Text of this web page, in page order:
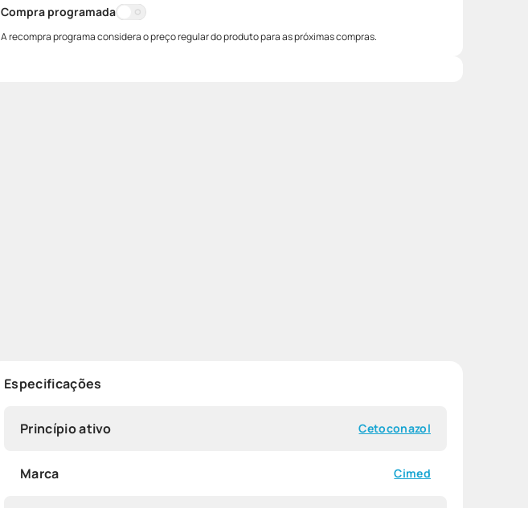
Compra programada
A recompra programa considera o preço regular do produto para as próximas compras.
Especificações
Princípio ativo Cetoconazol
Marca Cimed